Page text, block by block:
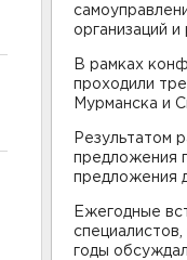
организаций
В рамках
проходили
Мурманска и
Результатом
предложения
предложения
Ежегодные
годы